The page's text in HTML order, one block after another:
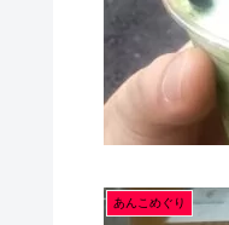
あんこめぐり